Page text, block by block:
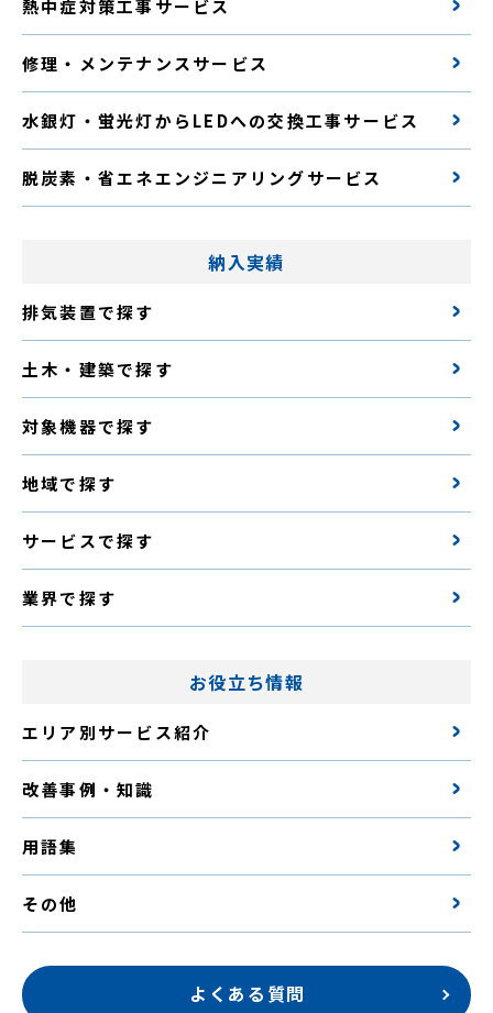
熱中症対策工事サービス
修理・メンテナンスサービス
水銀灯・蛍光灯からLEDへの交換工事サービス
脱炭素・省エネエンジニアリングサービス
納入実績
排気装置で探す
土木・建築で探す
対象機器で探す
地域で探す
サービスで探す
業界で探す
お役立ち情報
エリア別サービス紹介
改善事例・知識
用語集
その他
よくある質問